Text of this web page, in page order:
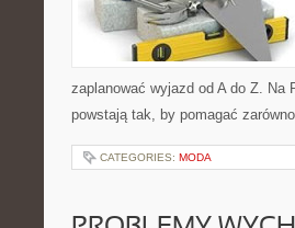
zaplanować wyjazd od A do Z. Na
powstają tak, by pomagać
CATEGORIES: MODA